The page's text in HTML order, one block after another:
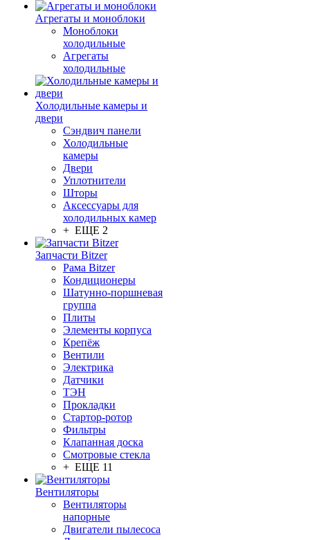
Агрегаты и моноблоки
Моноблоки
холодильные
Агрегаты
холодильные
Холодильные камеры и
двери
Сэндвич панели
Холодильные
камеры
Двери
Уплотнители
Шторы
Аксессуары для
холодильных камер
+ ЕЩЕ 2
Запчасти Bitzer
Рама Bitzer
Кондиционеры
Шатунно-поршневая
группа
Плиты
Элементы корпуса
Крепёж
Вентили
Электрика
Датчики
ТЭН
Прокладки
Стартор-ротор
Фильтры
Клапанная доска
Смотровые стекла
+ ЕЩЕ 11
Вентиляторы
Вентиляторы
напорные
Двигатели пылесоса